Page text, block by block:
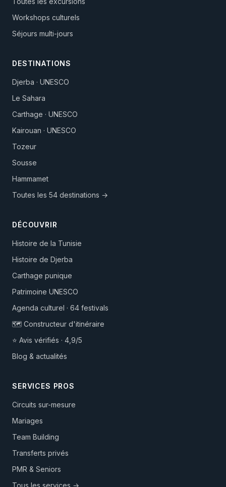
Workshops culturels
Séjours multi-jours
DESTINATIONS
Djerba · UNESCO
Le Sahara
Carthage · UNESCO
Kairouan · UNESCO
Tozeur
Sousse
Hammamet
Toutes les 54 destinations →
DÉCOUVRIR
Histoire de la Tunisie
Histoire de Djerba
Carthage punique
Patrimoine UNESCO
Agenda culturel · 64 festivals
🗺️ Constructeur d'itinéraire
⭐ Avis vérifiés · 4,9/5
Blog & actualités
SERVICES PROS
Circuits sur-mesure
Mariages
Team Building
Transferts privés
PMR & Seniors
Tous les services →